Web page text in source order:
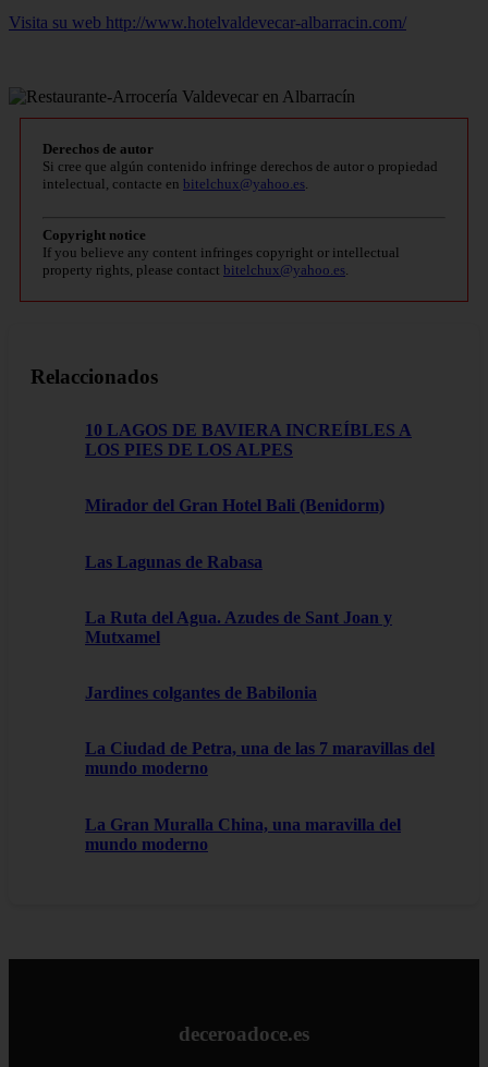
Visita su web http://www.hotelvaldevecar-albarracin.com/
Derechos de autor
Si cree que algún contenido infringe derechos de autor o propiedad
intelectual, contacte en bitelchux@yahoo.es
Copyright notice
If you believe any content infringes copyright or intellectual
property rights, please contact bitelchux@yahoo.es
Relaccionados
10 LAGOS DE BAVIERA INCREÍBLES A
LOS PIES DE LOS ALPES
Mirador del Gran Hotel Bali (Benidorm)
Las Lagunas de Rabasa
La Ruta del Agua. Azudes de Sant Joan y
Mutxamel
Jardines colgantes de Babilonia
La Ciudad de Petra, una de las 7 maravillas del
mundo moderno
La Gran Muralla China, una maravilla del
mundo moderno
deceroadoce.es